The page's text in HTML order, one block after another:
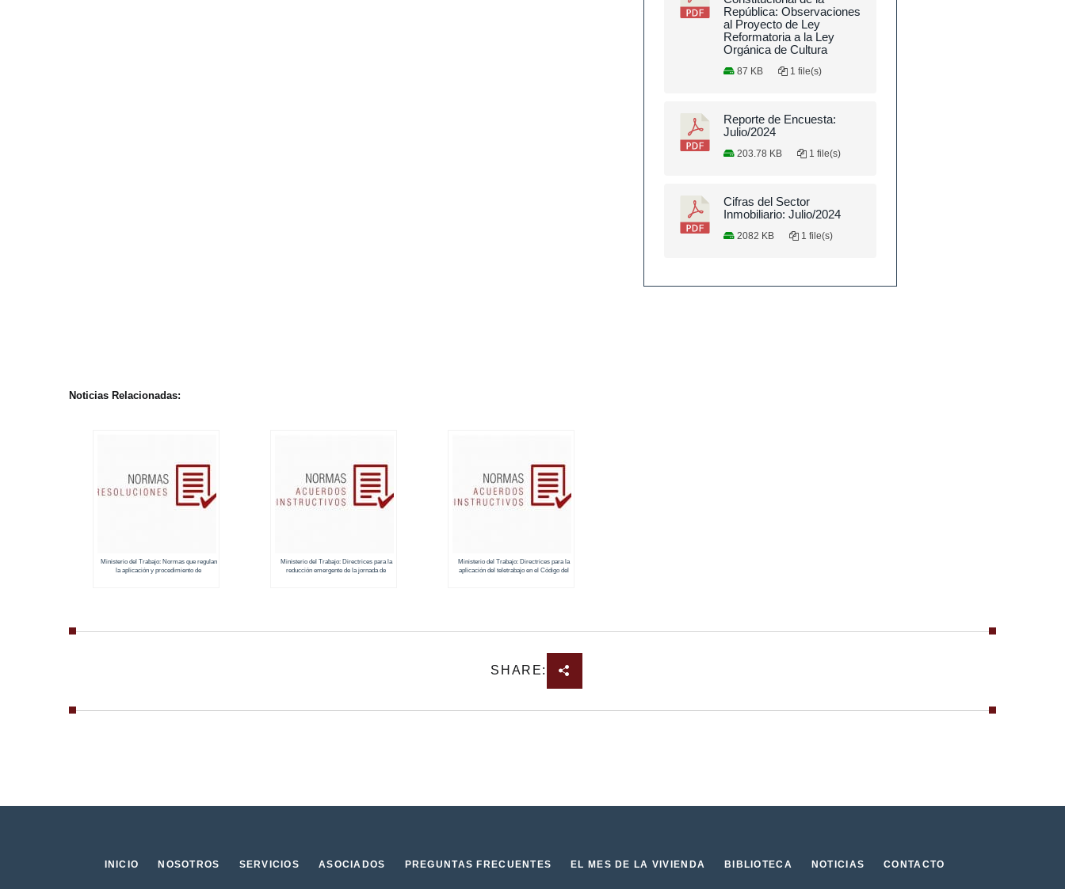
República: Observaciones
al Proyecto de Ley
Reformatoria a la Ley
Orgánica de Cultura
87 KB 1 file(s)
Reporte de Encuesta:
Julio/2024
203.78 KB 1 file(s)
Cifras del Sector
Inmobiliario: Julio/2024
2082 KB 1 file(s)
Noticias Relacionadas:
Ministerio del Trabajo: Normas que regulan
la aplicación y procedimiento de
Ministerio del Trabajo: Directrices para la
reducción emergente de la jornada de
Ministerio del Trabajo: Directrices para la
aplicación del teletrabajo en el Código del
SHARE:
INICIO NOSOTROS SERVICIOS ASOCIADOS PREGUNTAS FRECUENTES EL MES DE LA VIVIENDA BIBLIOTECA NOTICIAS CONTACTO